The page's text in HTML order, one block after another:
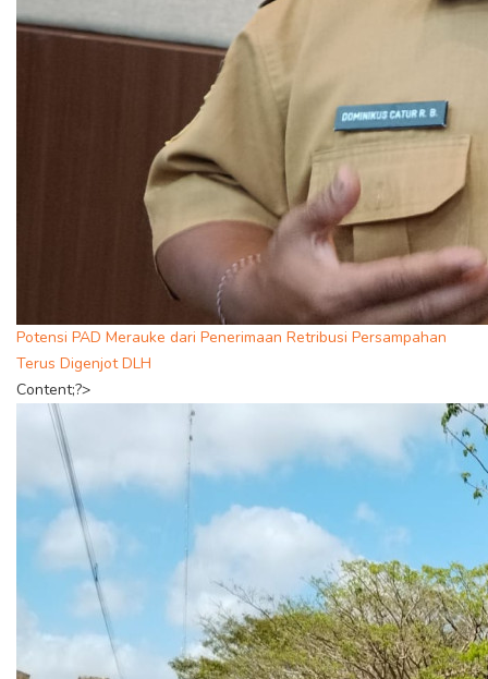
Potensi PAD Merauke dari Penerimaan Retribusi Persampahan
Terus Digenjot DLH
Content;?>